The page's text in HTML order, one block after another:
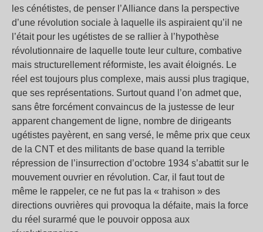
les cénétistes, de penser l’Alliance dans la perspective
d’une révolution sociale à laquelle ils aspiraient qu’il ne
l’était pour les ugétistes de se rallier à l’hypothèse
révolutionnaire de laquelle toute leur culture, combative
mais structurellement réformiste, les avait éloignés. Le
réel est toujours plus complexe, mais aussi plus tragique,
que ses représentations. Surtout quand l’on admet que,
sans être forcément convaincus de la justesse de leur
apparent changement de ligne, nombre de dirigeants
ugétistes payèrent, en sang versé, le même prix que ceux
de la CNT et des militants de base quand la terrible
répression de l’insurrection d’octobre 1934 s’abattit sur le
mouvement ouvrier en révolution. Car, il faut tout de
même le rappeler, ce ne fut pas la « trahison » des
directions ouvrières qui provoqua la défaite, mais la force
du réel surarmé que le pouvoir opposa aux